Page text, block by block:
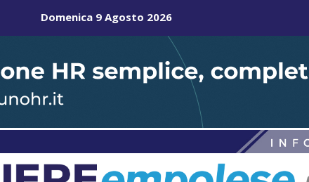
Domenica 9 Agosto 2026